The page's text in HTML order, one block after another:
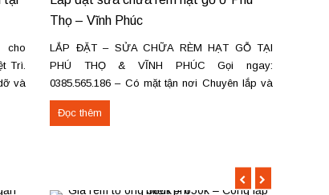
cho
Trì.
và
Trì,
Thọ – Vĩnh Phúc
LẮP ĐẶT – SỬA CHỮA RÈM HẠT GỖ TẠI
PHÚ THỌ & VĨNH PHÚC Gọi ngay:
0385.565.186 – Có mặt tận nơi Chuyên lắp và
sửa các loại rèm hạt gỗ: Rèm hạt gỗ tròn trơn,
đốt trúc, pơ mu, hương Rèm hạt gỗ chữ Phúc –
Đọc thêm